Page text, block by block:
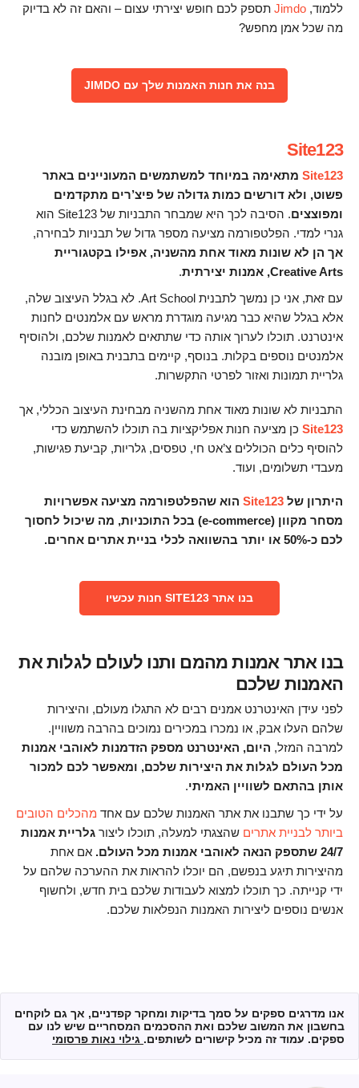
ללמוד, Jimdo תספק לכם חופש יצירתי עצום – והאם זה לא בדיוק
מה שכל אמן מחפש?
בנה את חנות האמנות שלך עם JIMDO
Site123
Site123 מתאימה במיוחד למשתמשים המעוניינים באתר
פשוט, ולא דורשים כמות גדולה של פיצ’רים מתקדמים
ומפוצצים
. הסיבה לכך היא שמבחר התבניות של Site123 הוא
גנרי למדי. הפלטפורמה מציעה מספר גדול של תבניות לבחירה,
אך הן לא שונות מאוד אחת מהשניה, אפילו בקטגוריית
Creative Arts, אמנות יצירתית
.
עם זאת, אני כן נמשך לתבנית Art School. לא בגלל העיצוב שלה,
אלא בגלל שהיא כבר מגיעה מוגדרת מראש עם אלמנטים לחנות
אינטרנט. תוכלו לערוך אותה כדי שתתאים לאמנות שלכם, ולהוסיף
אלמנטים נוספים בקלות. בנוסף, קיימים בתבנית באופן מובנה
גלריית תמונות ואזור לפרטי התקשרות.
התבניות לא שונות מאוד אחת מהשניה מבחינת העיצוב הכללי, אך
Site123 כן מציעה חנות אפליקציות בה תוכלו להשתמש כדי
להוסיף כלים הכוללים צ’אט חי, טפסים, גלריות, קביעת פגישות,
מעבדי תשלומים, ועוד.
היתרון של Site123 הוא שהפלטפורמה מציעה אפשרויות
מסחר מקוון (e-commerce) בכל התוכניות, מה שיכול לחסוך
לכם כ-50% או יותר בהשוואה לכלי בניית אתרים אחרים.
בנו אתר SITE123 חנות עכשיו
בנו אתר אמנות מהמם ותנו לעולם לגלות את
האמנות שלכם
לפני עידן האינטרנט אמנים רבים לא התגלו מעולם, והיצירות
שלהם העלו אבק, או נמכרו במכירים נמוכים בהרבה משוויין.
למרבה המזל, היום, האינטרנט מספק הזדמנות לאוהבי אמנות
מכל העולם לגלות את היצירות שלכם, ומאפשר לכם למכור
אותן בהתאם לשוויין האמיתי.
על ידי כך שתבנו את אתר האמנות שלכם עם אחד מהכלים הטובים
ביותר לבניית אתרים שהצגתי למעלה, תוכלו ליצור גלריית אמנות
24/7 שתספק הנאה לאוהבי אמנות מכל העולם.
אם אחת
מהיצירות תיגע בנפשם, הם יוכלו להראות את ההערכה שלהם על
ידי קנייתה. כך תוכלו למצוא לעבודות שלכם בית חדש, ולחשוף
אנשים נוספים ליצירות האמנות הנפלאות שלכם.
אנו מדרגים ספקים על סמך בדיקות ומחקר קפדניים, אך גם לוקחים
בחשבון את המשוב שלכם ואת ההסכמים המסחריים שיש לנו עם
ספקים. עמוד זה מכיל קישורים לשותפים. גילוי נאות פרסומי